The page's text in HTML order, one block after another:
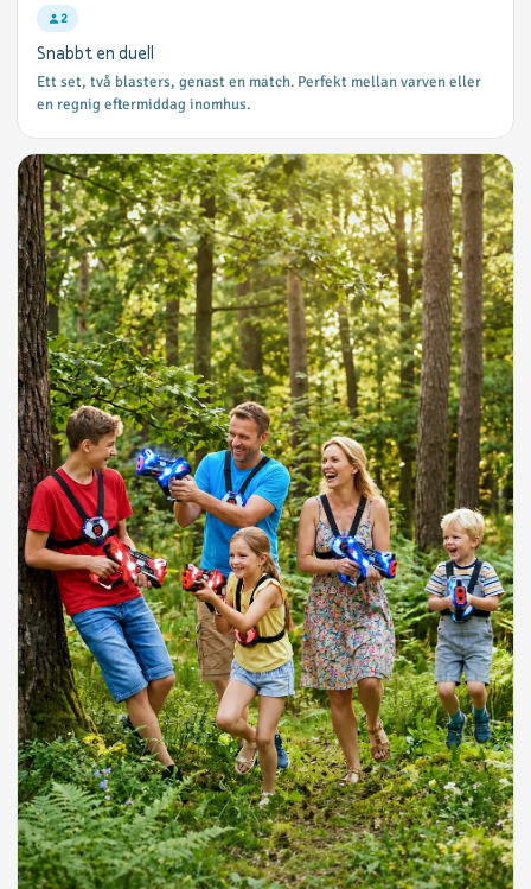
2
Snabbt en duell
Ett set, två blasters, genast en match. Perfekt mellan varven eller
en regnig eftermiddag inomhus.